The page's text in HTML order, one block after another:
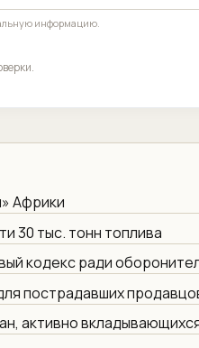
информацию.
Африки
30 тыс. тонн топлива
кодекс ради
пострадавших
активно